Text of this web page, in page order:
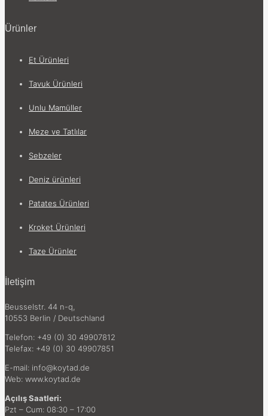
Ürünler
Et Ürünleri
Tavuk Ürünleri
Unlu Mamüller
Meze ve Tatlılar
Sebzeler
Deniz ürünleri
Patates Ürünleri
Kroket Ürünleri
Taze Ürünler
İletişim
Beusselstr. 44 n-q,
10553 Berlin / Deutschland
Telefon: +49 (0) 30 49907812
Telefax: +49 (0) 30 49907851
E-mail: info@koytad.de
Web: www.koytad.de
Açılış Saatleri:
Pzt – Cum: 08:30 – 17:00